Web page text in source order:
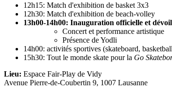
12h15: Match d'exhibition de basket 3x3
12h30: Match d'exhibition de beach-volley
13h00-14h00: Inauguration officielle et
Concert et performance artistique
Présence de Yodli
14h00: activités sportives (skateboard,
15h30: Tout le monde skate pour la Go
Lieu: Espace Fair-Play de Vidy
Avenue Pierre-de-Coubertin 9, 1007 Lausanne